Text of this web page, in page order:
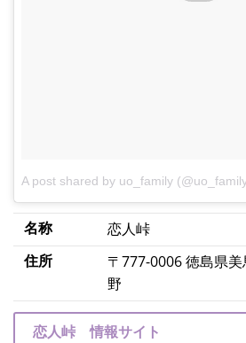
A post shared by uo_family
名称
恋人峠
住所
〒777-0006 徳島県
野
恋人峠 情報サイト